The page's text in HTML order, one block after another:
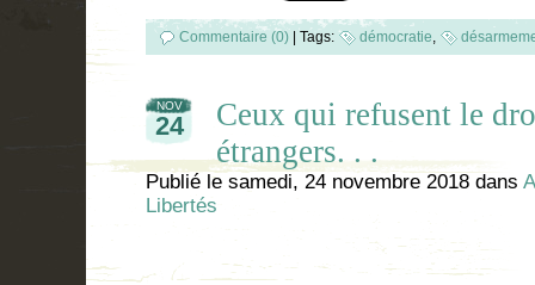
Commentaire (0) Tags: démocratie,
NOV
24
Ceux qui refusent le
étrangers. . .
Publié le samedi, 24 novembre 2018 dans
Libertés